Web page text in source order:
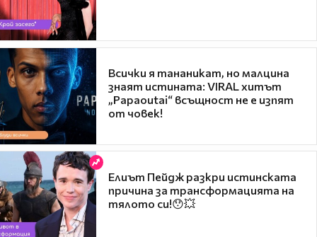
Всички я тананикат, но малцина
знаят истината: VIRAL хитът
„Papaoutai“ всъщност не е изпят
от човек!
Елиът Пейдж разкри истинската
причина за трансформацията на
тялото си!😯💥